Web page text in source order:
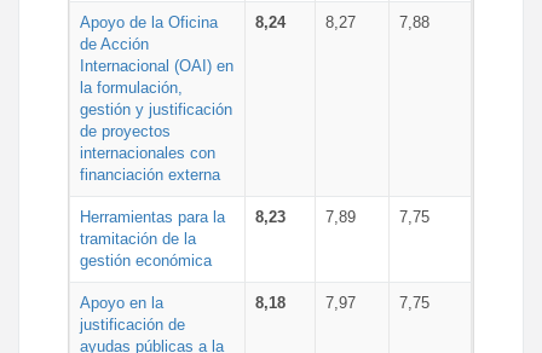
Apoyo de la Oficina
de Acción
Internacional (OAI) en
la formulación,
gestión y justificación
de proyectos
internacionales con
financiación externa
8,24 8,27 7,88
Herramientas para la
tramitación de la
gestión económica
8,23 7,89 7,75
Apoyo en la
justificación de
ayudas públicas a la
8,18 7,97 7,75